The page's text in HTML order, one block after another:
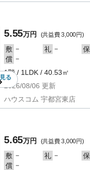
見る
5.55万円 (共益費 3,000円)
敷 － 礼 － 保
償 －
1階 / 1LDK / 40.53㎡
2026/08/06 更新
ハウスコム 宇都宮東店
5.65万円 (共益費 3,000円)
敷 － 礼 － 保
償 －